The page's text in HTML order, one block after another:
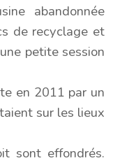
abandonnée
de recyclage et
petite session
en 2011 par un
sur les lieux
sont effondrés.